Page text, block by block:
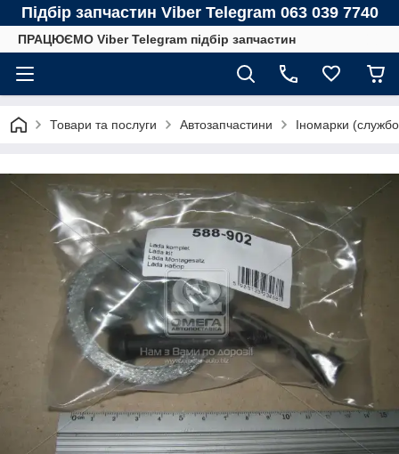
Підбір запчастин Viber Telegram 063 039 7740
ПРАЦЮЄМО Viber Telegram підбір запчастин
Товари та послуги Автозапчастини Іномарки